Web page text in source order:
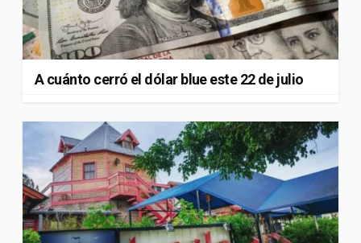
A cuánto cerró el dólar blue este 22 de julio